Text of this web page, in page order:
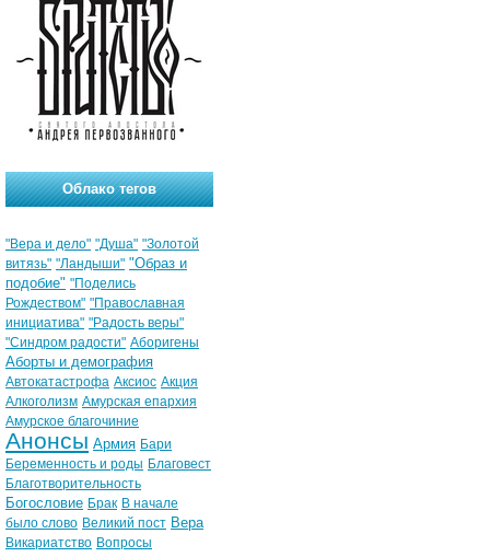
Облако тегов
"Вера и дело" "Душа" "Золотой
витязь" "Ландыши" "Образ и
подобие" "Поделись
Рождеством" "Православная
инициатива" "Радость веры"
"Синдром радости" Аборигены
Аборты и демография
Автокатастрофа Аксиос Акция
Алкоголизм Амурская епархия
Амурское благочиние
Анонсы Армия Бари
Беременность и роды Благовест
Благотворительность
Богословие Брак В начале
было слово Великий пост Вера
Викариатство Вопросы